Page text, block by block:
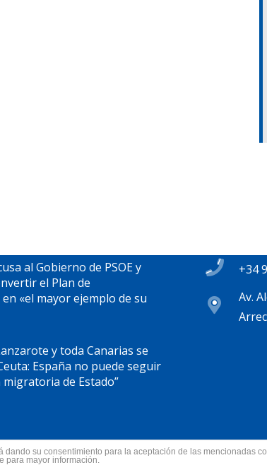
al Gobierno de PSOE y
el Plan de
«el mayor ejemplo de su
y toda Canarias se
España no puede seguir
de Estado”
+34
Av.
su consentimiento para la aceptación de las mencionadas
para mayor información.